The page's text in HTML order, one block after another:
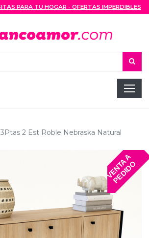
PARA TU HOGAR - OFERTAS IMPERDIBLES
2 Est Roble Nebraska Natural
V
E
N
T
A
A
P
E
D
I
D
O